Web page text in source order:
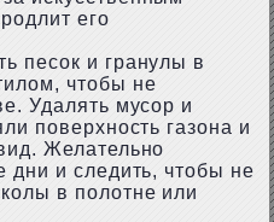
его
песок и гранулы в
чтобы не
Удалять мусор и
поверхность газона и
Желательно
дни и следить, чтобы не
в полотне или